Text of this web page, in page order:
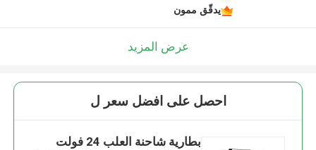
يدقّق ممون
عرض المزيد
احصل على افضل سعر ل
بطارية شاحنة العلب 24 فولت